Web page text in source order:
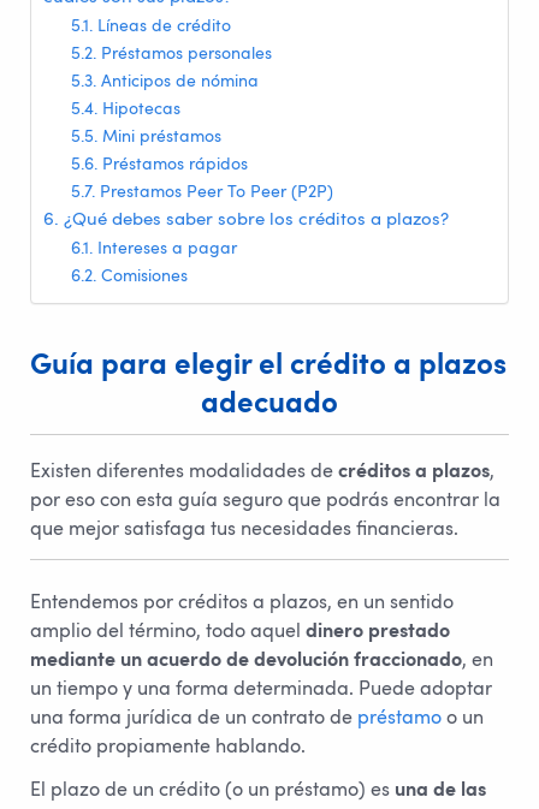
Líneas de crédito
Préstamos personales
Anticipos de nómina
Hipotecas
Mini préstamos
Préstamos rápidos
Prestamos Peer To Peer (P2P)
¿Qué debes saber sobre los créditos a plazos?
Intereses a pagar
Comisiones
Guía para elegir el crédito a plazos
adecuado
Existen diferentes modalidades de créditos a plazos,
por eso con esta guía seguro que podrás encontrar la
que mejor satisfaga tus necesidades financieras.
Entendemos por créditos a plazos, en un sentido
amplio del término, todo aquel dinero prestado
mediante un acuerdo de devolución fraccionado, en
un tiempo y una forma determinada. Puede adoptar
una forma jurídica de un contrato de préstamo o un
crédito propiamente hablando.
El plazo de un crédito (o un préstamo) es una de las